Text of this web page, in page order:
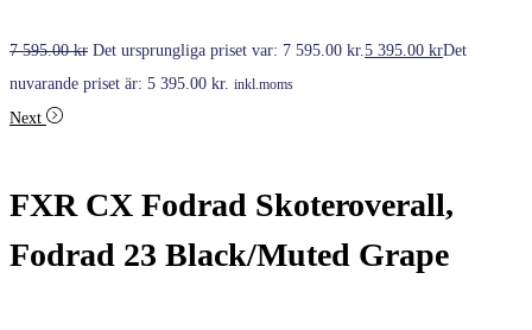
7 595.00kr Det ursprungliga priset var: 7 595.00 kr.5 395.00 krDet
nuvarande priset är: 5 395.00 kr. inkl.moms
Next
FXR CX Fodrad Skoteroverall,
Fodrad 23 Black/Muted Grape